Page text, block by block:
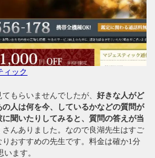
ィック
もらいませんでしたが、好きな人がど
人は何を今、しているかなどの質問が
聞いたりしてみると、質問の答えが当
さんありました。なので良湖先生はすご
おすすめの先生です。料金は確か1分
ます。